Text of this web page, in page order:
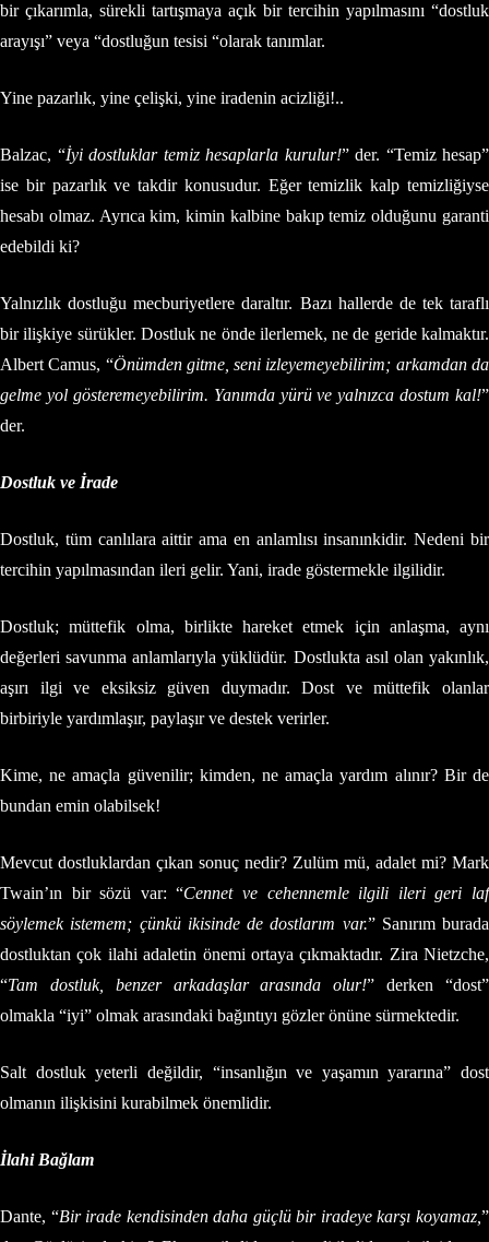
bir çıkarımla, sürekli tartışmaya açık bir tercihin yapılmasını “dostluk
arayışı” veya “dostluğun tesisi “olarak tanımlar.
Yine pazarlık, yine çelişki, yine iradenin acizliği!..
Balzac, “İyi dostluklar temiz hesaplarla kurulur!” der. “Temiz hesap”
ise bir pazarlık ve takdir konusudur. Eğer temizlik kalp temizliğiyse
hesabı olmaz. Ayrıca kim, kimin kalbine bakıp temiz olduğunu garanti
edebildi ki?
Yalnızlık dostluğu mecburiyetlere daraltır. Bazı hallerde de tek taraflı
bir ilişkiye sürükler. Dostluk ne önde ilerlemek, ne de geride kalmaktır.
Albert Camus, “Önümden gitme, seni izleyemeyebilirim; arkamdan da
gelme yol gösteremeyebilirim. Yanımda yürü ve yalnızca dostum kal!”
der.
Dostluk ve İrade
Dostluk, tüm canlılara aittir ama en anlamlısı insanınkidir. Nedeni bir
tercihin yapılmasından ileri gelir. Yani, irade göstermekle ilgilidir.
Dostluk; müttefik olma, birlikte hareket etmek için anlaşma, aynı
değerleri savunma anlamlarıyla yüklüdür. Dostlukta asıl olan yakınlık,
aşırı ilgi ve eksiksiz güven duymadır. Dost ve müttefik olanlar
birbiriyle yardımlaşır, paylaşır ve destek verirler.
Kime, ne amaçla güvenilir; kimden, ne amaçla yardım alınır? Bir de
bundan emin olabilsek!
Mevcut dostluklardan çıkan sonuç nedir? Zulüm mü, adalet mi? Mark
Twain’ın bir sözü var: “Cennet ve cehennemle ilgili ileri geri laf
söylemek istemem; çünkü ikisinde de dostlarım var.” Sanırım burada
dostluktan çok ilahi adaletin önemi ortaya çıkmaktadır. Zira Nietzche,
“Tam dostluk, benzer arkadaşlar arasında olur!” derken “dost”
olmakla “iyi” olmak arasındaki bağıntıyı gözler önüne sürmektedir.
Salt dostluk yeterli değildir, “insanlığın ve yaşamın yararına” dost
olmanın ilişkisini kurabilmek önemlidir.
İlahi Bağlam
Dante, “Bir irade kendisinden daha güçlü bir iradeye karşı koyamaz,”